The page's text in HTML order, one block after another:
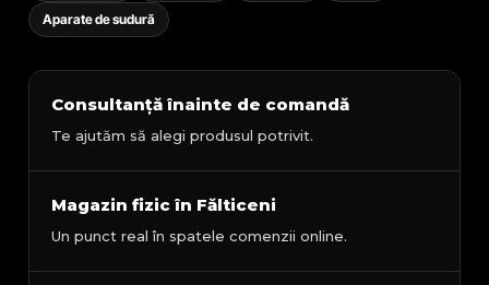
Aparate de sudură
Consultanță înainte de comandă
Te ajutăm să alegi produsul potrivit.
Magazin fizic în Fălticeni
Un punct real în spatele comenzii online.